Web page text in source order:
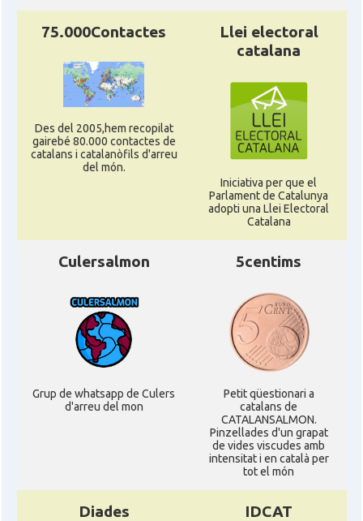
75.000Contactes
Des del 2005,hem recopilat
gairebé 80.000 contactes de
catalans i catalanòfils d'arreu
del món.
Llei electoral
catalana
Iniciativa per que el
Parlament de Catalunya
adopti una Llei Electoral
Catalana
Culersalmon
Grup de whatsapp de Culers
d'arreu del mon
5centims
Petit qüestionari a
catalans de
CATALANSALMON.
Pinzellades d'un grapat
de vides viscudes amb
intensitat i en català per
tot el món
Diades IDCAT